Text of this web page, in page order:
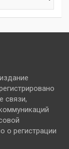
связи,
о регистрации